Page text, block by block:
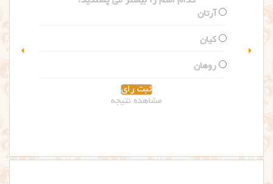
مشاهده نتیجه